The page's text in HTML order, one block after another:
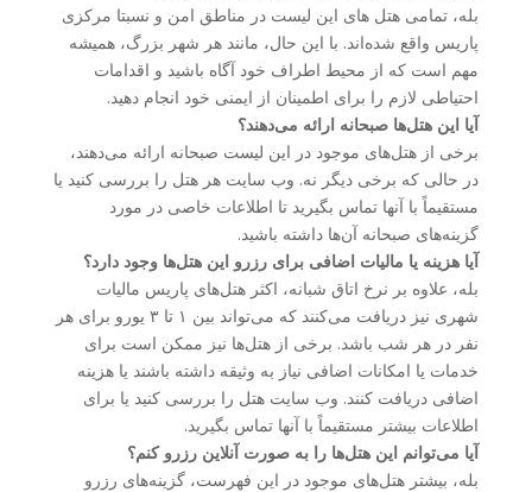
بله، تمامی هتل های این لیست در مناطق امن و نسبتا مرکزی
پاریس واقع شده‌اند. با این حال، مانند هر شهر بزرگ، همیشه
مهم است که از محیط اطراف خود آگاه باشید و اقدامات
احتیاطی لازم را برای اطمینان از ایمنی خود انجام دهید.
آیا این هتل‌ها صبحانه ارائه می‌دهند؟
برخی از هتل‌های موجود در این لیست صبحانه ارائه می‌دهند،
در حالی که برخی دیگر نه. وب سایت هر هتل را بررسی کنید یا
مستقیماً با آنها تماس بگیرید تا اطلاعات خاصی در مورد
گزینه‌های صبحانه آن‌ها داشته باشید.
آیا هزینه یا مالیات اضافی برای رزرو این هتل‌ها وجود دارد؟
بله، علاوه بر نرخ اتاق شبانه، اکثر هتل‌های پاریس مالیات
شهری نیز دریافت می‌کنند که می‌تواند بین ۱ تا ۳ یورو برای هر
نفر در هر شب باشد. برخی از هتل‌ها نیز ممکن است برای
خدمات یا امکانات اضافی نیاز به وثیقه داشته باشند یا هزینه
اضافی دریافت کنند. وب سایت هتل را بررسی کنید یا برای
اطلاعات بیشتر مستقیماً با آنها تماس بگیرید.
آیا می‌توانم این هتل‌ها را به صورت آنلاین رزرو کنم؟
بله، بیشتر هتل‌های موجود در این فهرست، گزینه‌های رزرو